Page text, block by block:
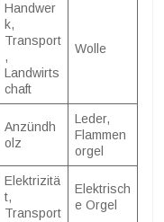
Handwer
k,
Transport
,
Landwirts
chaft
Wolle
Anzündh
olz
Leder,
Flammen
orgel
Elektrizitä
t,
Transport
Elektrisch
e Orgel